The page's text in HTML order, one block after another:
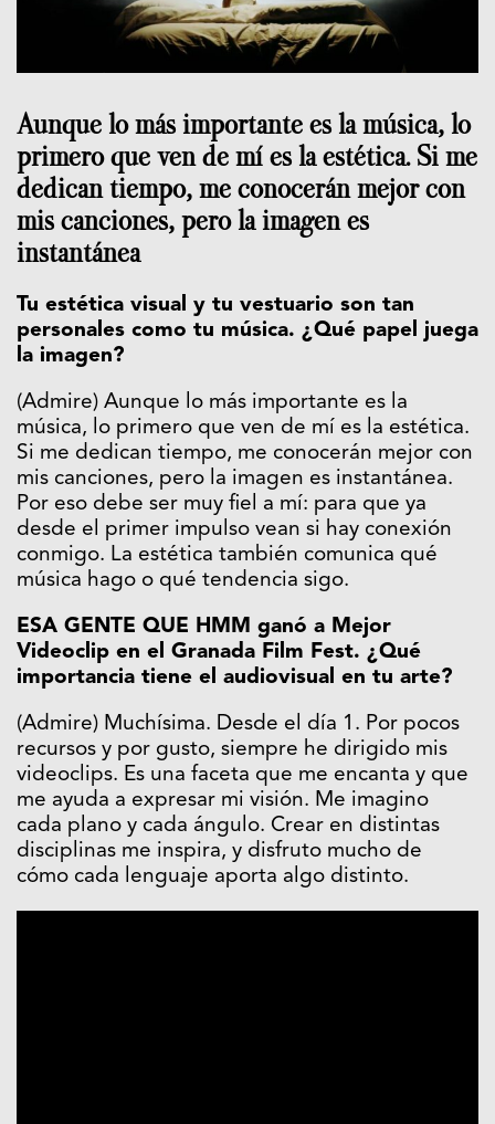
Aunque lo más importante es la música, lo
primero que ven de mí es la estética. Si me
dedican tiempo, me conocerán mejor con
mis canciones, pero la imagen es
instantánea
Tu estética visual y tu vestuario son tan
personales como tu música. ¿Qué papel juega
la imagen?
(Admire) Aunque lo más importante es la
música, lo primero que ven de mí es la estética.
Si me dedican tiempo, me conocerán mejor con
mis canciones, pero la imagen es instantánea.
Por eso debe ser muy fiel a mí: para que ya
desde el primer impulso vean si hay conexión
conmigo. La estética también comunica qué
música hago o qué tendencia sigo.
ESA GENTE QUE HMM ganó a Mejor
Videoclip en el Granada Film Fest. ¿Qué
importancia tiene el audiovisual en tu arte?
(Admire) Muchísima. Desde el día 1. Por pocos
recursos y por gusto, siempre he dirigido mis
videoclips. Es una faceta que me encanta y que
me ayuda a expresar mi visión. Me imagino
cada plano y cada ángulo. Crear en distintas
disciplinas me inspira, y disfruto mucho de
cómo cada lenguaje aporta algo distinto.